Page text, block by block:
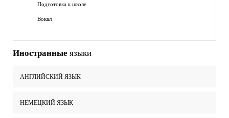
Подготовка к школе
Вокал
Иностранные языки
АНГЛИЙСКИЙ ЯЗЫК
НЕМЕЦКИЙ ЯЗЫК